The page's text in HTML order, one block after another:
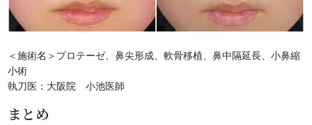
＜施術名＞プロテーゼ、鼻尖形成、軟骨移植、鼻中隔延長、小鼻縮
小術
執刀医：大阪院 小池医師
まとめ